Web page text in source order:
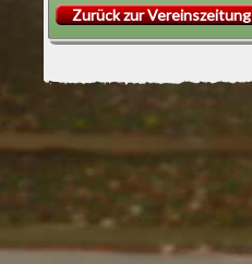
Zurück zur Vereinszeitung